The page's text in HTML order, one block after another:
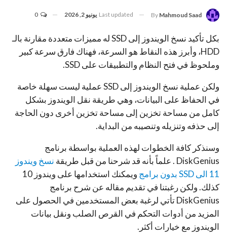
By Mahmoud Saad
Last updated يونيو 2, 2026
بكل تأكيد نسخ الويندوز إلى SSD له مميزات متعددة مقارنة بالـ
HDD، و
أبرز هذه النقاط هو السرعة، فهناك فارق سرعة كبير
وملحوظ في فتح النظام والتطبيقات على SSD.
ولكن عملية نسخ الويندوز إلى SSD عملية ليست سهلة خاصة
في الحفاظ على البيانات، وهي طريقة نقل الويندوز بشكل
كامل من مساحة تخزين إلى مساحة تخزين أخرى دون الحاجة
إلى حذفه وتنزيله وتنصيبه من البداية.
وسنذكر كافة الخطوات لهذه العملية بواسطة برنامج
DiskGenius . علماً بأنه قد شرحنا من قبل طريقة
نسخ ويندوز
11 الى SSD بدون برامج
ويمكنك استخدامها على ويندوز 10
كذلك. ولكن رغبتنا في تقديم مقاله عن شرح برنامج
DiskGenius تأتي لرغبة بعض المستخدمين في الحصول على
المزيد من أدوات التحكم في القرص الصلب ونقل بيانات
الويندوز مع خيارات أكثر.